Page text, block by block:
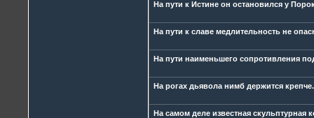
На пути к Истине он остановился у
На пути к славе медлительность не
На пути наименьшего сопротивления
На рогах дьявола нимб держится крепче.
На самом деле известная